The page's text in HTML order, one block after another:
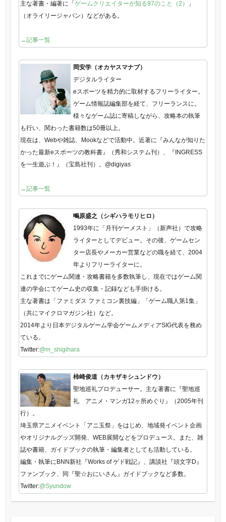
主な著書・編著に「ゲームクリエイターが知る97のこと（2）
」
（オライリージャパン）などがある。
→記事一覧
岡安学（オカヤスマナブ）
デジタルライター
eスポーツを精力的に取材するフリーライター。
ゲーム情報誌編集部を経て、フリーランスに。
様々なゲーム誌に寄稿しながら、攻略本の執筆
も行い、関わった書籍数は50冊以上。
現在は、Webや雑誌、Mookなどで活動中。近著に『みんなが知りた
かった最新eスポーツの教科書』（秀和システム刊）、『INGRESS
を一生遊ぶ！』（宝島社刊）。@digiyas
→記事一覧
鴫原盛之（シギハラモリヒロ）
1993年に「月刊ゲーメスト」（新声社）で攻略
ライターとしてデビュー。その後、ゲームセン
ター店長やメーカー営業などの職を経て、2004
年よりフリーライターに。
これまでにゲーム関連・攻略書籍を多数執筆し、現在ではゲーム関
連の学会にてゲーム史の収集・記録なども手掛ける。
主な著書は「ファミダス ファミコン裏技編」「ゲーム職人第1集」
（共にマイクロマガジン社）など。
2014年より日本デジタルゲーム学会ゲームメディアSIG代表を務め
ている。
Twitter:@m_shigihara
柿崎俊道（カキザキシュンドウ）
聖地巡礼プロデューサー。主な著書に『聖地巡
礼 アニメ・マンガ12ヶ所めぐり』（2005年刊
行）。
埼玉県アニメイベント「アニ玉祭」をはじめ、地域発イベント企画
やオリジナルグッズ開発、WEB展開などをプロデュース。また、雑
誌や書籍、ガイドブックの執筆・編集者としても活動している。
編集・執筆にBNN新社『Works of ゲド戦記』、講談社『頭文字D』
ファンブック、同『聖☆おにいさん』ガイドブックなど多数。
Twitter:@Syundow